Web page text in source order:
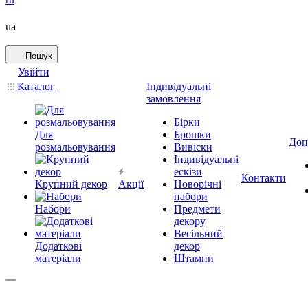
ua
Пошук
Увійти
Каталог
Для
розмальовування
Крупний декор
Набори
Додаткові
матеріали
Акції
Індивідуальні
замовлення
Бірки
Брошки
Вивіски
Індивідуальні
ескізи
Новорічні
набори
Предмети
декору
Весільний
декор
Штампи
Контакти